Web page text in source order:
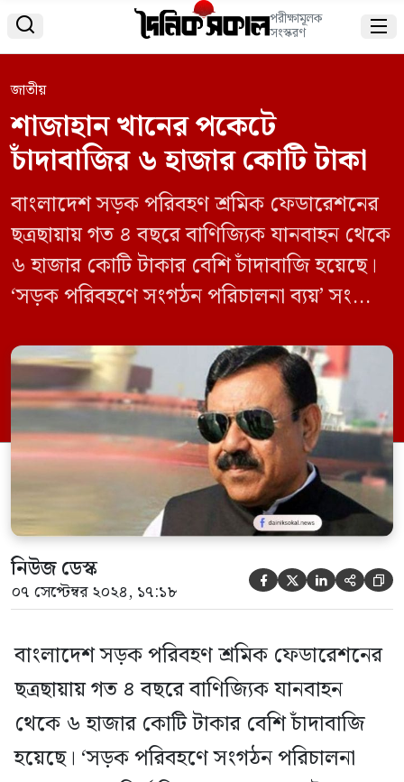
 পরীক্ষামূলক
সংস্করণ 
জাতীয়
শাজাহান খানের পকেটে
চাঁদাবাজির ৬ হাজার কোটি টাকা
বাংলাদেশ সড়ক পরিবহণ শ্রমিক ফেডারেশনের
ছত্রছায়ায় গত ৪ বছরে বাণিজ্যিক যানবাহন থেকে
৬ হাজার কোটি টাকার বেশি চাঁদাবাজি হয়েছে।
‘সড়ক পরিবহণে সংগঠন পরিচালনা ব্যয়’ সংক্রান্ত
দেওয়া হয়েছে। অভিযোগ আছে, সড়কে
চাঁদাবাজিকে প্রাতিষ্ঠনিক রূপ দিয়েছেন
বাংলাদেশ সড়ক পরিবহণ শ্রমিক ফেডারেশনের
সভাপতি শাজাহান খান। ফেডারেশনের অন্তর্ভুক্ত
২৪৯ শ্রমিক ইউনিয়নের মাধ্যমে চাঁদা […]
নিউজ ডেস্ক
০৭ সেপ্টেম্বর ২০২৪, ১৭:১৮     
বাংলাদেশ সড়ক পরিবহণ শ্রমিক ফেডারেশনের
ছত্রছায়ায় গত ৪ বছরে বাণিজ্যিক যানবাহন
থেকে ৬ হাজার কোটি টাকার বেশি চাঁদাবাজি
হয়েছে। ‘সড়ক পরিবহণে সংগঠন পরিচালনা